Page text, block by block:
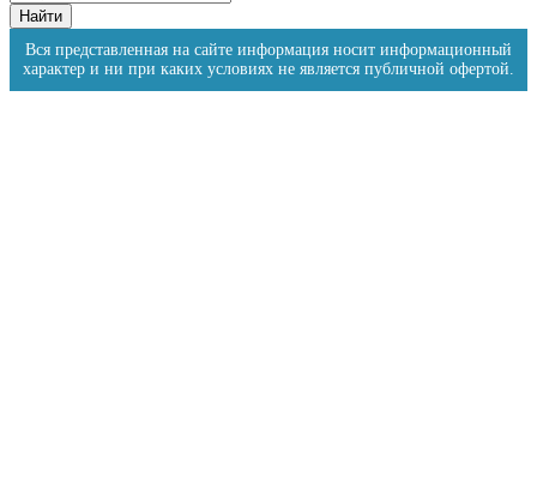
Вся представленная на сайте информация носит информационный
характер и ни при каких условиях не является публичной офертой.